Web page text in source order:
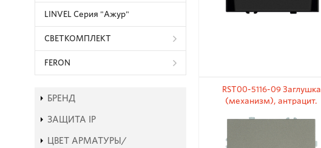
LINVEL Серия "Ажур"
СВЕТКОМПЛЕКТ
FERON
БРЕНД
ЗАЩИТА IP
ЦВЕТ АРМАТУРЫ/
RST00-5116-09 Заглушка
(механизм), антрацит.